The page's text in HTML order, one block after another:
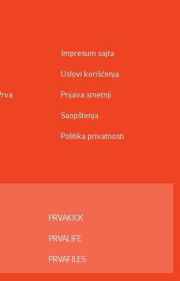
Impresum sajta
Uslovi korišćenja
Prijava smetnji
Saopštenja
Politika privatnosti
PRVAKICK
PRVALIFE
PRVAFILES